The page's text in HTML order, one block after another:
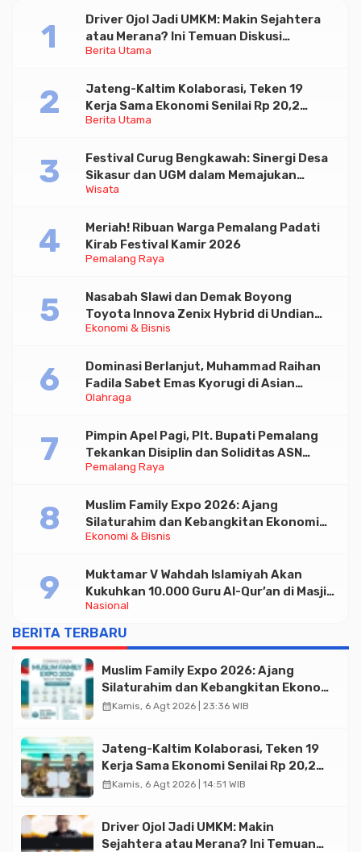
Berita Utama
Driver Ojol Jadi UMKM: Makin Sejahtera
atau Merana? Ini Temuan Diskusi
Paramadina
Berita Utama
Jateng-Kaltim Kolaborasi, Teken 19
Kerja Sama Ekonomi Senilai Rp 20,2
Triliun
Wisata
Festival Curug Bengkawah: Sinergi Desa
Sikasur dan UGM dalam Memajukan
Wisata serta UMKM Lokal
Pemalang Raya
Meriah! Ribuan Warga Pemalang Padati
Kirab Festival Kamir 2026
Ekonomi & Bisnis
Nasabah Slawi dan Demak Boyong
Toyota Innova Zenix Hybrid di Undian
Tabungan Bima Bank Jateng
Olahraga
Dominasi Berlanjut, Muhammad Raihan
Fadila Sabet Emas Kyorugi di Asian
Taekwondo Indonesia Open 2026
Pemalang Raya
Pimpin Apel Pagi, Plt. Bupati Pemalang
Tekankan Disiplin dan Soliditas ASN
untuk Pelayanan Publik
Ekonomi & Bisnis
Muslim Family Expo 2026: Ajang
Silaturahim dan Kebangkitan Ekonomi
Halal di Jakarta
Nasional
Muktamar V Wahdah Islamiyah Akan
Kukuhkan 10.000 Guru Al-Qur’an di Masjid
Istiqlal
BERITA TERBARU
Muslim Family Expo 2026: Ajang
Silaturahim dan Kebangkitan Ekonomi
Halal di Jakarta
calendar_monthKamis, 6 Agt 2026 | 23:36 WIB
Jateng-Kaltim Kolaborasi, Teken 19
Kerja Sama Ekonomi Senilai Rp 20,2
Triliun
calendar_monthKamis, 6 Agt 2026 | 14:51 WIB
Driver Ojol Jadi UMKM: Makin
Sejahtera atau Merana? Ini Temuan